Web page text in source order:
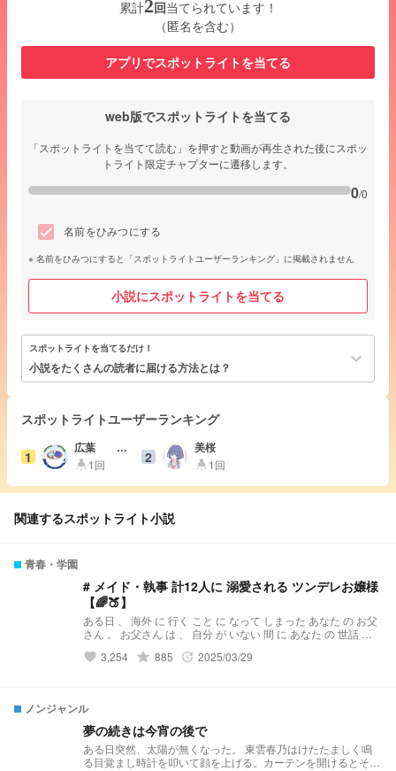
累計2回当てられています！
（匿名を含む）
アプリでスポットライトを当てる
web版でスポットライトを当てる
「スポットライトを当てて読む」を押すと動画が再生された後にスポッ
トライト限定チャプターに遷移します。
0/0
名前をひみつにする
名前をひみつにすると「スポットライトユーザーランキング」に掲載されません
小説にスポットライトを当てる
スポットライトを当てるだけ！
小説をたくさんの読者に届ける方法とは？ keyboard_arrow_down
スポットライトユーザーランキング
1
広葉 未
央
highlight 1回 2
美桜
highlight 1回
関連するスポットライト小説
青春・学園
# メイド・執事 計12人に 溺愛される ツンデレお嬢様
【🌈🍑】
ある日 、 海外 に 行く こと に なって しまった あなた の お父
さん 。 お父さん は 、 自分 が いない 間 に あなた の 世話 を
な お嬢様 の 愛され 物語 です 。
favorite 3,254 grade 885 update 2025/03/29
ノンジャンル
夢の続きは今宵の後で
ある日突然、太陽が無くなった。 東雲春乃はけたたましく鳴
る目覚まし時計を叩いて顔を上げる。カーテンを開けるとそこ